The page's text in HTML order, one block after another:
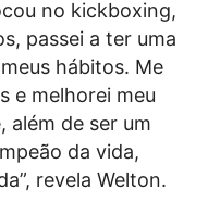
no kickboxing,
passei a ter uma
hábitos. Me
e melhorei meu
além de ser um
da vida,
revela Welton.